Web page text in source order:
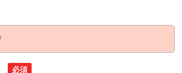
必須